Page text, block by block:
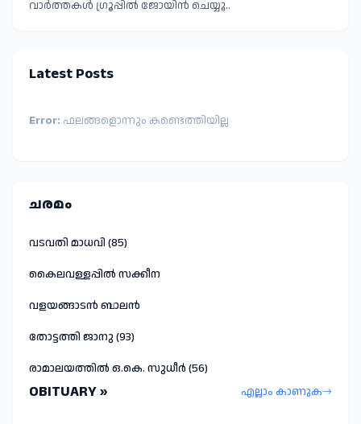
വാർത്തകൾ ഗ്രൂപ്പിൽ ജോയിൻ ചെയ്യൂ..
Latest Posts
Error: ഫലങ്ങളൊന്നും കണ്ടെത്തിയില്ല
ചരമം
വടവതി മാധവി (85)
കൈലവള്ളപ്പിൽ സക്കീന
വളയങ്ങാടൻ ബാലൻ
തോട്ടത്തി ജാനു (93)
രാമാലയത്തിൽ ഒ.കെ. സുധീർ (56)
OBITUARY » എല്ലാം കാണുക